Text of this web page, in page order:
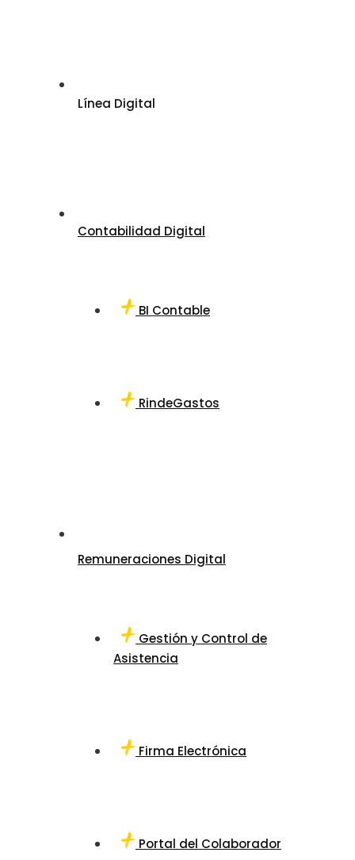
Línea Digital
Contabilidad Digital
BI Contable
RindeGastos
Remuneraciones Digital
Gestión y Control de
Asistencia
Firma Electrónica
Portal del Colaborador